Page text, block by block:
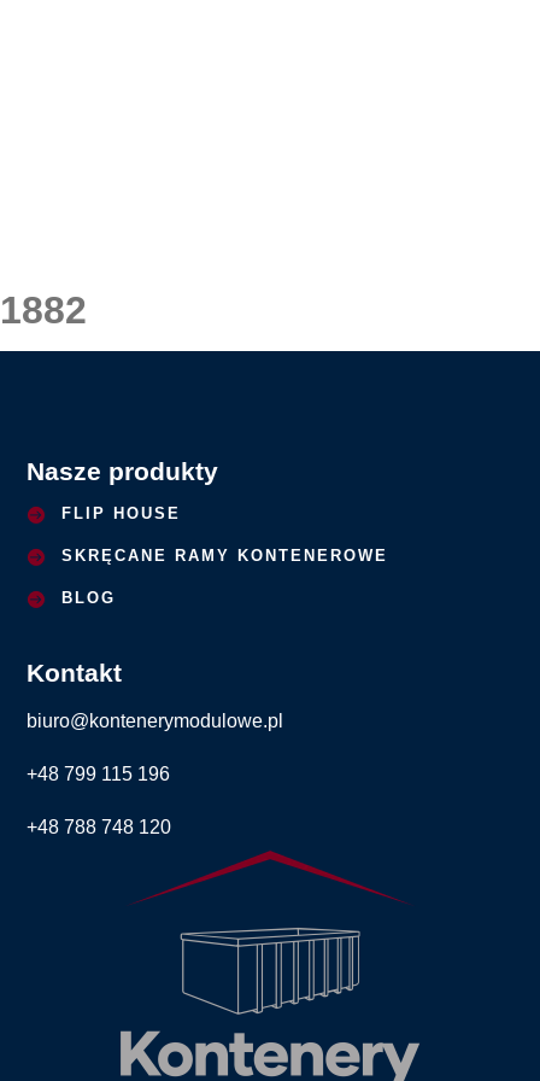
1882
Nasze produkty
FLIP HOUSE
SKRĘCANE RAMY KONTENEROWE
BLOG
Kontakt
biuro@kontenerymodulowe.pl
+48 799 115 196
+48 788 748 120